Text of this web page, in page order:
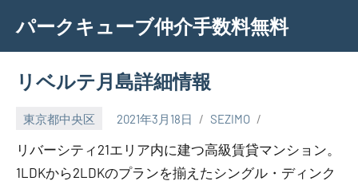
content
パークキューブ仲介手数料無料
リベルテ月島詳細情報
東京都中央区 2021年3月18日 SEZIMO
リバーシティ21エリア内に建つ高級賃貸マンション。
1LDKから2LDKのプランを揃えたシングル・ディンク